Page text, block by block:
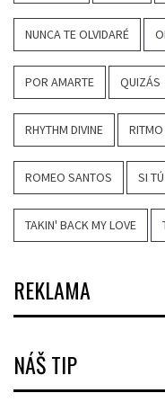
NUNCA TE OLVIDARÉ
POR AMARTE QUIZÁS
RHYTHM DIVINE
ROMEO SANTOS SI
TAKIN' BACK MY LOVE
REKLAMA
NÁŠ TIP